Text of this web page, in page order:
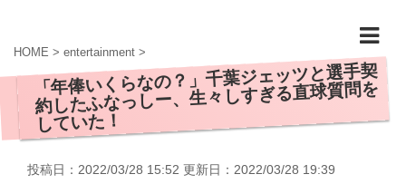
HOME > entertainment >
「年俸いくらなの？」千葉ジェッツと選手契
約したふなっしー、生々しすぎる直球質問を
していた！
投稿日：2022/03/28 15:52 更新日： 2022/03/28 19:39